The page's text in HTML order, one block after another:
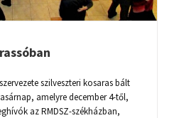
szilveszteri kosaras bált
amelyre december 4-től,
az RMDSZ-székházban,